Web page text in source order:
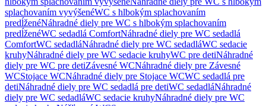
splachovaním vyvýšenéWC s hlbokým splachovaním
predĺženéNáhradné diely pre WC s hlbokým splachovaním
predĺženéWC sedadlá ComfortNáhradné diely pre WC sedadlá
ComfortWC sedadláNáhradné diely pre WC sedadláWC sedacie
kruhyNáhradné diely pre WC sedacie kruhyWC pre detiNáhradné
diely pre WC pre detiZávesné WCNáhradné diely pre Závesné
WCStojace WCNáhradné diely pre Stojace WCWC sedadlá pre
detiNáhradné diely pre WC sedadlá pre detiWC sedadláNáhradné
diely pre WC sedadláWC sedacie kruhyNáhradné diely pre WC